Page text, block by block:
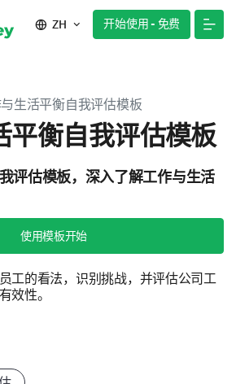
ZH 开始使用 - 免费
生活平衡自我评估模板
平衡自我评估模板
评估模板，深入了解工作与生活
使用模板开始
工的看法，识别挑战，并评估公司工
效性。